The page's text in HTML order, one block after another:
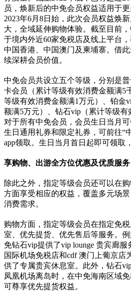
员，焕新后的中免会员权益适用于
2023年6月8日始，此次会员权益焕
大，全域延伸购物体验。截至目前
于境内外近60家免税店及线上平台，
中国香港、中国澳门及柬埔寨。借
续深耕会员价值。
中免会员共设立五个等级，分别是
卡会员（累计等级有效消费金额满5
等级有效消费金额满1万元）、铂金
额满5万元）、钻石vip（累计等级有
对于所有中免会员，会员生日当月
生日通用礼券和限定礼券，可前往“
app领取。生日当月首日起即可领取
享购物、出游全方位优惠及优质服务
除此之外，指定等级会员还可以在
方面享受相应的权益，覆盖多元场
消费需求。
购物方面，指定等级会员在指定免
室、优先提货、优先售后等服务。
免钻石vip提供了vip lounge 贵宾廊服
国际机场免税店和cdf 澳门上葡京店
供了专属贵宾休息室。此外，钻石
凤凰机场离岛时，在中免海南区域
可尊享优先提货权益。